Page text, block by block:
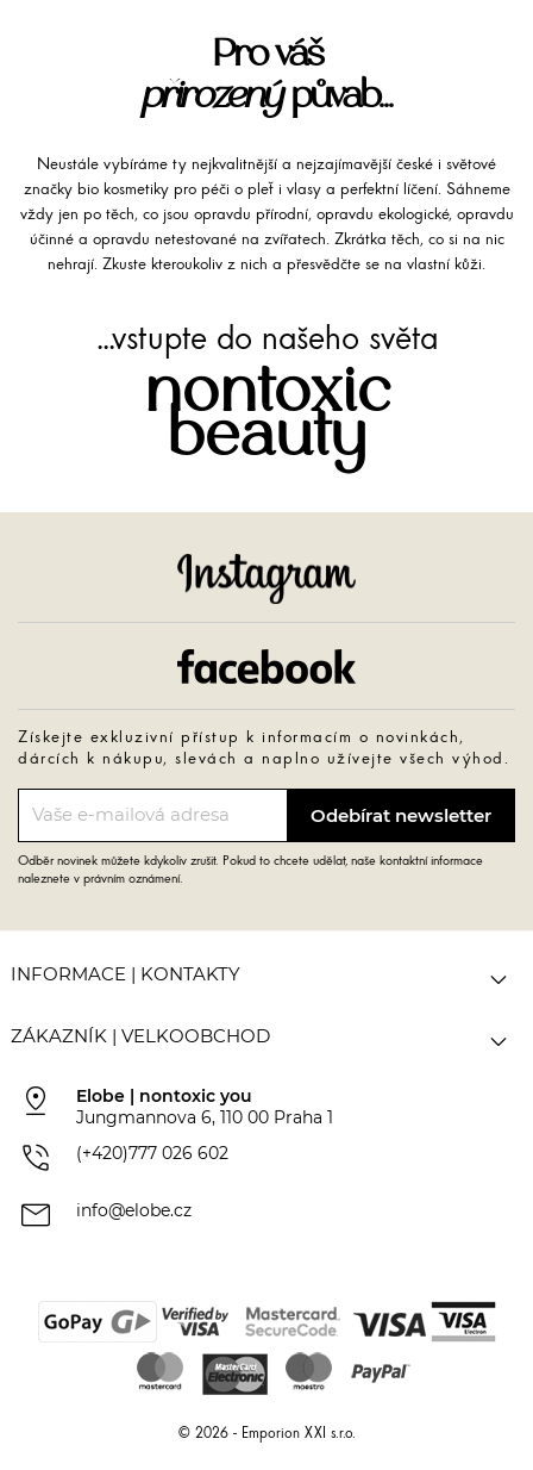
Pro váš
přirozenýpůvab...
Neustále vybíráme ty nejkvalitnější a nejzajímavější české i světové
značky bio kosmetiky pro péči o pleť i vlasy a perfektní líčení. Sáhneme
vždy jen po těch, co jsou opravdu přírodní, opravdu ekologické, opravdu
účinné a opravdu netestované na zvířatech. Zkrátka těch, co si na nic
nehrají. Zkuste kteroukoliv z nich a přesvědčte se na vlastní kůži.
...vstupte do našeho světa
nontoxic
beauty
Získejte exkluzivní přístup k informacím o novinkách,
dárcích k nákupu, slevách a naplno užívejte všech výhod.
Odběr novinek můžete kdykoliv zrušit. Pokud to chcete udělat, naše kontaktní informace
naleznete v právním oznámení.
INFORMACE | KONTAKTY 
ZÁKAZNÍK | VELKOOBCHOD 
pin_drop
Elobe | nontoxic you
Jungmannova 6, 110 00 Praha 1
phone_in_talk (+420)777 026 602
mail info@elobe.cz
© 2026 - Emporion XXI s.r.o.